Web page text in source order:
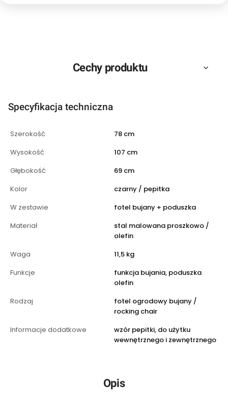
Cechy produktu
Specyfikacja techniczna
Szerokość
78 cm
Wysokość
107 cm
Głębokość
69 cm
Kolor
czarny / pepitka
W zestawie
fotel bujany + poduszka
Materiał
stal malowana proszkowo /
olefin
Waga
11,5 kg
Funkcje
funkcja bujania, poduszka
olefin
Rodzaj
fotel ogrodowy bujany /
rocking chair
Informacje dodatkowe
wzór pepitki, do użytku
wewnętrznego i zewnętrznego
Opis